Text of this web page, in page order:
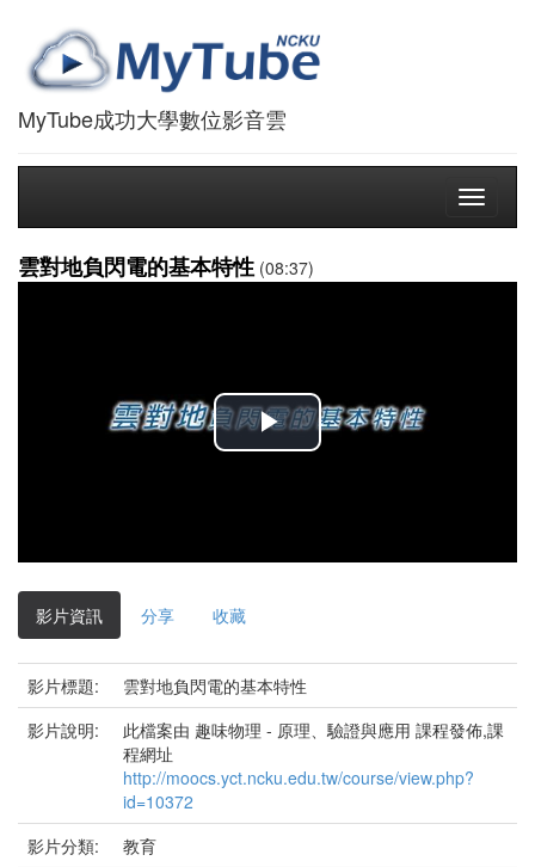
MyTube成功大學數位影音雲
Toggle
雲對地負閃電的基本特性 (08:37)
播
影
影片資訊 分享 收藏
影片標題:
雲對地負閃電的基本特性
影片說明:
此檔案由 趣味物理 - 原理、驗證與應用 課程發佈,課
程網址
http://moocs.yct.ncku.edu.tw/course/view.php?
id=10372
影片分類:
教育